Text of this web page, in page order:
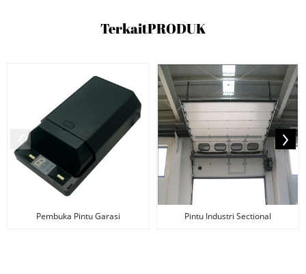
TerkaitPRODUK
Pembuka Pintu Garasi
Pintu Industri Sectional